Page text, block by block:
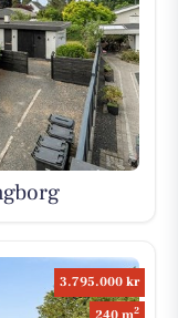
3.795.000 kr
2